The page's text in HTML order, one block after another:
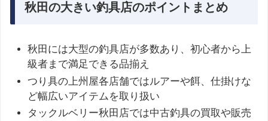
秋田の大きい釣具店のポイントまとめ
秋田には大型の釣具店が多数あり、初心者から上
級者まで満足できる品揃え
つり具の上州屋各店舗ではルアーや餌、仕掛けな
ど幅広いアイテムを取り扱い
タックルベリー秋田店では中古釣具の買取や販売